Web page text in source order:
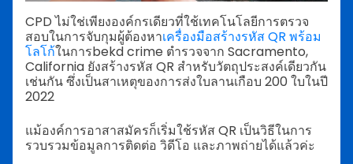
CPD ไม่ใช่เพียงองค์กรเดียวที่ใช้เทคโนโลยีการตรวจ
สอบในการจับกุมผู้ต้องหาเครื่องมือสร้างรหัส QR พร้อม
โลโก้ในการbekd crime ตำรวจจาก Sacramento,
California ยังสร้างรหัส QR สำหรับวัตถุประสงค์เดียวกัน
เช่นกัน ซึ่งเป็นสาเหตุของการส่งใบลานเกือบ 200 ใบในปี
2022
แม้องค์การอาสาสมัครก็เริ่มใช้รหัส QR เป็นวิธีในการ
รวบรวมข้อมูลการติดต่อ วิดีโอ และภาพถ่ายได้แล้วค่ะ